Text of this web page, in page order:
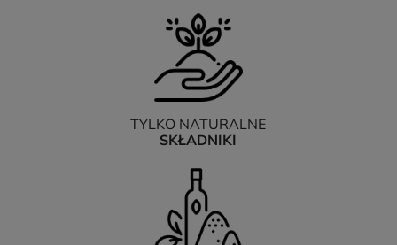
TYLKO NATURALNE
SKŁADNIKI